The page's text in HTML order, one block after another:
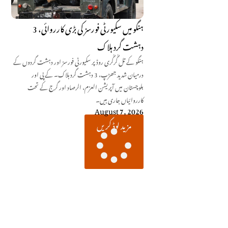
ہنگو میں سکیورٹی فورسز کی بڑی کارروائی، 3
دہشت گرد ہلاک
ہنگو کے تل گُرگُری روڈ پر سکیورٹی فورسز اور دہشت گردوں کے
درمیان شدید جھڑپ، 3 دہشت گرد ہلاک۔ کے پی اور
بلوچستان میں آپریشن العزم، الرصاد اور گرج کے تحت
کارروائیاں جاری ہیں۔
August 7, 2026
مزید لوڈ کریں